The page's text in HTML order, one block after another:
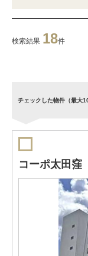
検索結果 18件
チェックした物件（最大
コーポ太田窪